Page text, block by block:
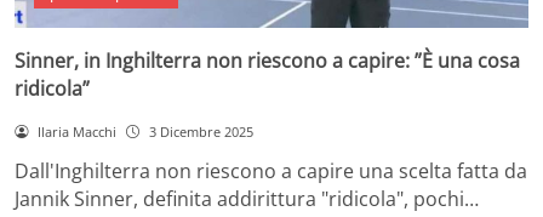
Sinner, in Inghilterra non riescono a capire: ”È una cosa
ridicola”
Ilaria Macchi 3 Dicembre 2025
Dall'Inghilterra non riescono a capire una scelta fatta da
Jannik Sinner, definita addirittura "ridicola", pochi…